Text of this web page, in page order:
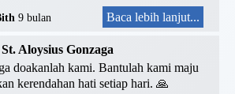
9 bulan Baca lebih lanjut...
Aloysius Gonzaga
doakanlah kami. Bantulah kami maju
kerendahan hati setiap hari. 🙏